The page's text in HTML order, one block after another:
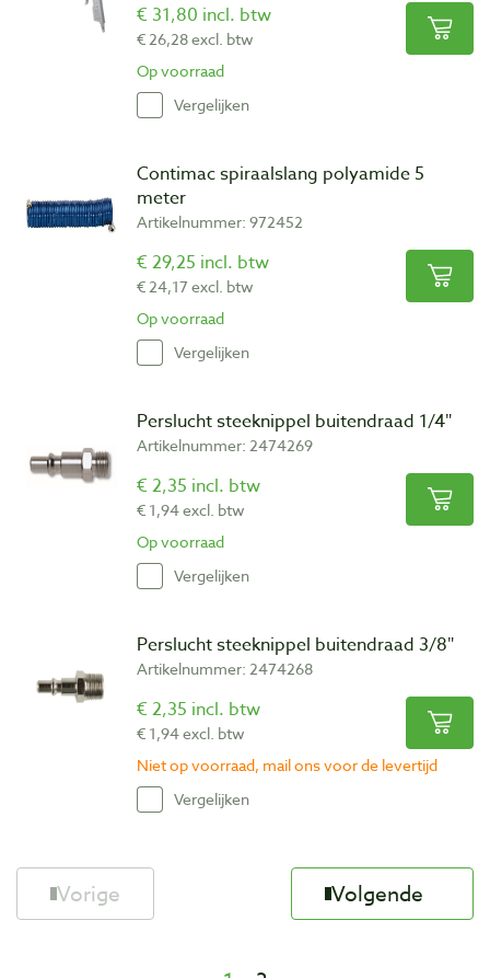
€ 31,80 incl. btw
€ 26,28 excl. btw
Op voorraad
Vergelijken
Contimac spiraalslang polyamide 5
meter
Artikelnummer: 972452
€ 29,25 incl. btw
€ 24,17 excl. btw
Op voorraad
Vergelijken
Perslucht steeknippel buitendraad 1/4″
Artikelnummer: 2474269
€ 2,35 incl. btw
€ 1,94 excl. btw
Op voorraad
Vergelijken
Perslucht steeknippel buitendraad 3/8″
Artikelnummer: 2474268
€ 2,35 incl. btw
€ 1,94 excl. btw
Niet op voorraad, mail ons voor de levertijd
Vergelijken
Vorige Volgende